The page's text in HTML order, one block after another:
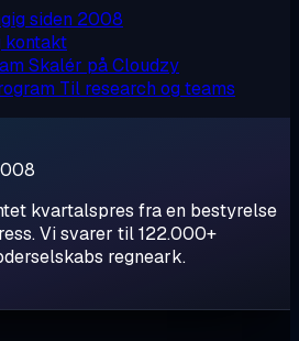
siden 2008
kontakt
Skalér på Cloudzy
Til research og teams
kvartalspres fra en bestyrelse
Vi svarer til 122.000+
regneark.